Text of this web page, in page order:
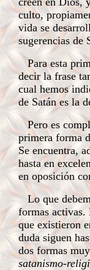
culto,
vida se
sugerencias de
Para esta
decir la frase
cual hemos
de Satán es la
Pero es
primera forma
Se encuentra,
hasta en
en oposición
Lo que
formas activas.
que existieron
duda siguen
dos formas
satanismo-